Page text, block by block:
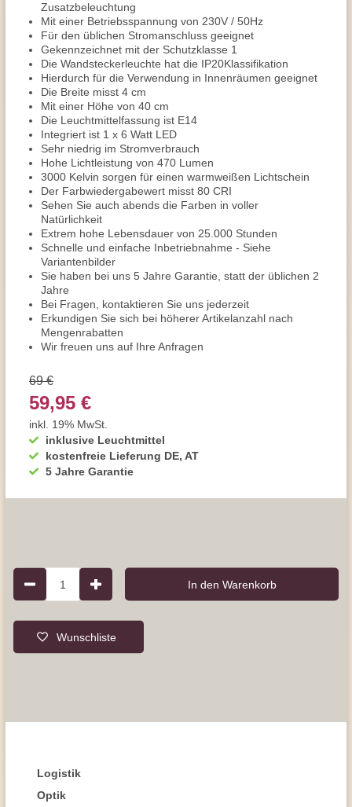
Zusatzbeleuchtung
Mit einer Betriebsspannung von 230V / 50Hz
Für den üblichen Stromanschluss geeignet
Gekennzeichnet mit der Schutzklasse 1
Die Wandsteckerleuchte hat die IP20Klassifikation
Hierdurch für die Verwendung in Innenräumen geeignet
Die Breite misst 4 cm
Mit einer Höhe von 40 cm
Die Leuchtmittelfassung ist E14
Integriert ist 1 x 6 Watt LED
Sehr niedrig im Stromverbrauch
Hohe Lichtleistung von 470 Lumen
3000 Kelvin sorgen für einen warmweißen Lichtschein
Der Farbwiedergabewert misst 80 CRI
Sehen Sie auch abends die Farben in voller
Natürlichkeit
Extrem hohe Lebensdauer von 25.000 Stunden
Schnelle und einfache Inbetriebnahme - Siehe
Variantenbilder
Sie haben bei uns 5 Jahre Garantie, statt der üblichen 2
Jahre
Bei Fragen, kontaktieren Sie uns jederzeit
Erkundigen Sie sich bei höherer Artikelanzahl nach
Mengenrabatten
Wir freuen uns auf Ihre Anfragen
inklusive Leuchtmittel
kostenfreie Lieferung DE, AT
5 Jahre Garantie
69 €
59,95 €
inkl. 19% MwSt.
1 In den Warenkorb
Wunschliste
Logistik
Optik